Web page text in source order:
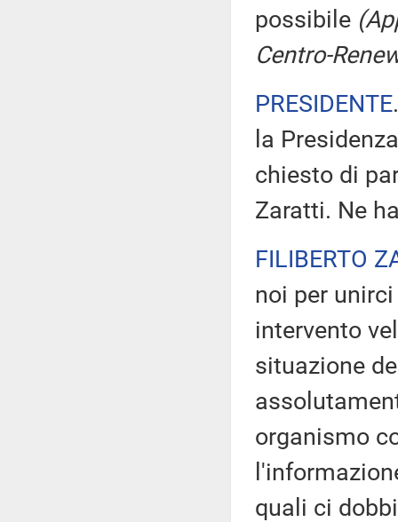
possibile
Centro-
PRESIDENTE
la
chiesto di
Zaratti. Ne
FILIBERTO
noi per
intervento
situazione
organismo
quali ci